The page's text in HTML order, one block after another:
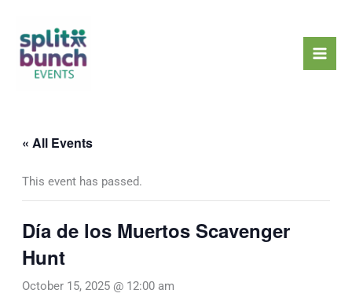
content
« All Events
This event has passed.
Día de los Muertos Scavenger
Hunt
October 15, 2025 @ 12:00 am